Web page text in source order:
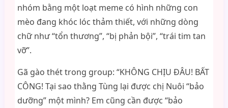
nhóm bằng một loạt meme có hình những con
mèo đang khóc lóc thảm thiết, với những dòng
chữ như “tổn thương”, “bị phản bội”, “trái tim tan
vỡ”.
Gã gào thét trong group: “KHÔNG CHỊU ĐÂU! BẤT
CÔNG! Tại sao thằng Tùng lại được chị Nuôi “bảo
dưỡng” một mình? Em cũng cần được “bảo